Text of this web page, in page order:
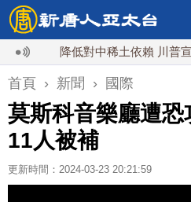
降低對中稀土依賴 川普宣布礦
首頁 › 新聞 › 國際
莫斯科音樂廳遭
11人被補
更新時間：2024-03-23 20:21:59